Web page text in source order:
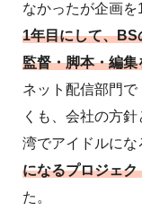
なかったが企画を
1年目にして、BS
監督・脚本・編集
ネット配信部門
くも、会社の方
湾でアイドルにな
になるプロジェク
た。